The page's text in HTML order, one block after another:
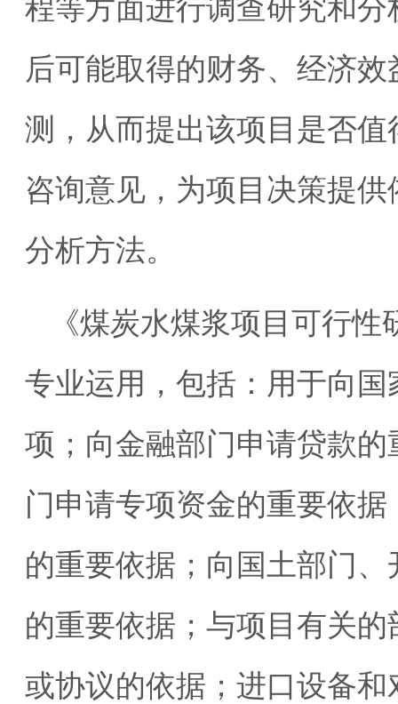
程等方面进行调查研究和
后可能取得的财务、经济
测，从而提出该项目是否
咨询意见，为项目决策提
分析方法。
《煤炭水煤浆项目可行
专业运用，包括：用于向
项；向金融部门申请贷款
门申请专项资金的重要依
的重要依据；向国土部门
的重要依据；与项目有关
或协议的依据；进口设备